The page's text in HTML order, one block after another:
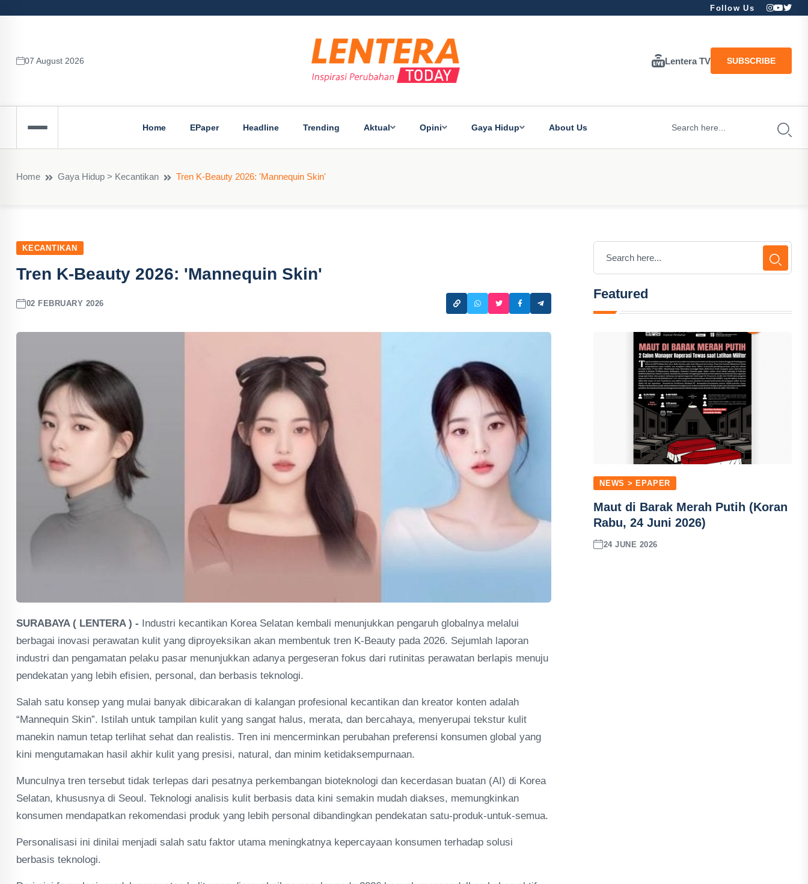
Follow Us
07 August 2026 Lentera TV SUBSCRIBE
Home EPaper Headline Trending Aktual Opini Gaya Hidup About Us
Home Gaya Hidup > Kecantikan Tren K-Beauty 2026: 'Mannequin Skin'
KECANTIKAN
Tren K-Beauty 2026: 'Mannequin Skin'
02 FEBRUARY 2026
SURABAYA ( LENTERA ) - Industri kecantikan Korea Selatan kembali menunjukkan pengaruh globalnya melalui
berbagai inovasi perawatan kulit yang diproyeksikan akan membentuk tren K-Beauty pada 2026. Sejumlah laporan
industri dan pengamatan pelaku pasar menunjukkan adanya pergeseran fokus dari rutinitas perawatan berlapis menuju
pendekatan yang lebih efisien, personal, dan berbasis teknologi.
Salah satu konsep yang mulai banyak dibicarakan di kalangan profesional kecantikan dan kreator konten adalah
“Mannequin Skin”. Istilah untuk tampilan kulit yang sangat halus, merata, dan bercahaya, menyerupai tekstur kulit
manekin namun tetap terlihat sehat dan realistis. Tren ini mencerminkan perubahan preferensi konsumen global yang
kini mengutamakan hasil akhir kulit yang presisi, natural, dan minim ketidaksempurnaan.
Munculnya tren tersebut tidak terlepas dari pesatnya perkembangan bioteknologi dan kecerdasan buatan (AI) di Korea
Selatan, khususnya di Seoul. Teknologi analisis kulit berbasis data kini semakin mudah diakses, memungkinkan
konsumen mendapatkan rekomendasi produk yang lebih personal dibandingkan pendekatan satu-produk-untuk-semua.
Personalisasi ini dinilai menjadi salah satu faktor utama meningkatnya kepercayaan konsumen terhadap solusi
berbasis teknologi.
Featured
NEWS > EPAPER
Maut di Barak Merah Putih (Koran
Rabu, 24 Juni 2026)
24 JUNE 2026